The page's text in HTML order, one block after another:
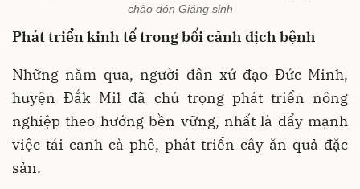
chào đón Giáng sinh
Phát triển kinh tế trong bối cảnh dịch bệnh
Những năm qua, người dân xứ đạo Đức Minh,
huyện Đắk Mil đã chú trọng phát triển nông
nghiệp theo hướng bền vững, nhất là đẩy mạnh
việc tái canh cà phê, phát triển cây ăn quả đặc
sản.